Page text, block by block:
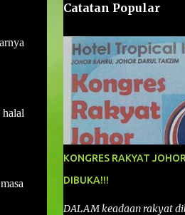
Catatan Popular
KONGRES RAKYAT
DIBUKA!!!
DALAM keadaan rakyat